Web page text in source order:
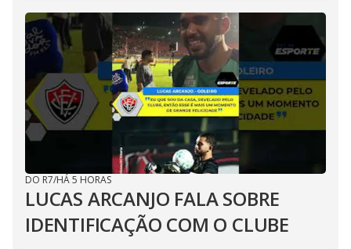
DO R7/HÁ 5 HORAS
LUCAS ARCANJO FALA SOBRE
IDENTIFICAÇÃO COM O CLUBE